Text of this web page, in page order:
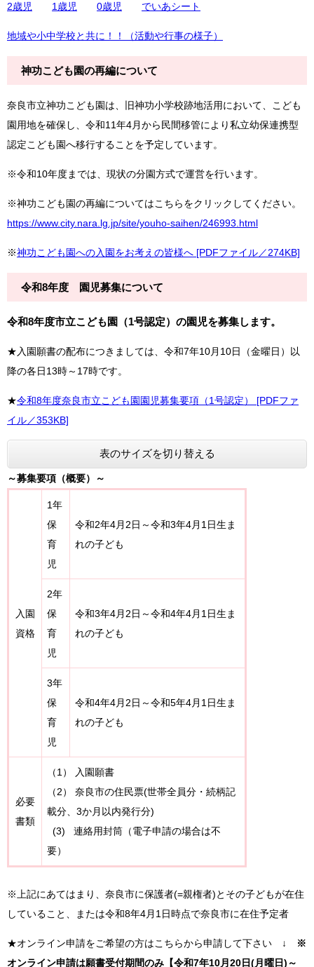
2歳児 1歳児 0歳児 でいあシート
地域や小中学校と共に！！（活動や行事の様子）
神功こども園の再編について
奈良市立神功こども園は、旧神功小学校跡地活用において、こども
園用地を確保し、令和11年4月から民間移管により私立幼保連携型
認定こども園へ移行することを予定しています。
※令和10年度までは、現状の分園方式で運営を行います。
※神功こども園の再編についてはこちらをクリックしてください。
https://www.city.nara.lg.jp/site/youho-saihen/246993.html
※神功こども園への入園をお考えの皆様へ [PDFファイル／274KB]
令和8年度 園児募集について
令和8年度市立こども園（1号認定）の園児を募集します。
★入園願書の配布につきましては、令和7年10月10日（金曜日）以
降の各日13時～17時です。
★令和8年度奈良市立こども園園児募集要項（1号認定） [PDFファ
イル／353KB]
表のサイズを切り替える
～募集要項（概要）～
入園
資格
1年
保
育
児
令和2年4月2日～令和3年4月1日生ま
れの子ども
2年
保
育
児
令和3年4月2日～令和4年4月1日生ま
れの子ども
3年
保
育
児
令和4年4月2日～令和5年4月1日生ま
れの子ども
必要
書類
（1） 入園願書
（2） 奈良市の住民票(世帯全員分・続柄記
載分、3か月以内発行分)
(3) 連絡用封筒（電子申請の場合は不
要）
※上記にあてはまり、奈良市に保護者(=親権者)とその子どもが在住
していること、または令和8年4月1日時点で奈良市に在住予定者
★オンライン申請をご希望の方はこちらから申請して下さい ↓
※
オンライン申請は願書受付期間のみ【令和7年10月20日(月曜日)～